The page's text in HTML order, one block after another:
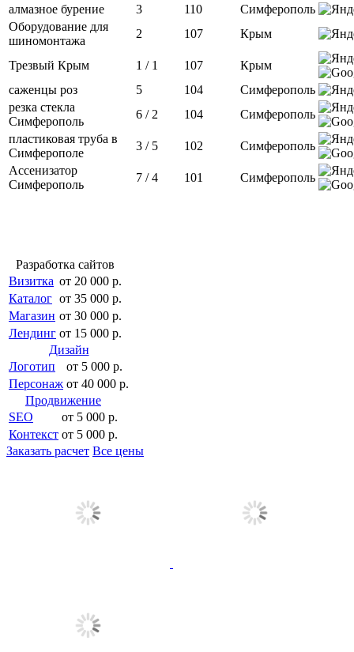
алмазное бурение
3 110
Симферополь
Оборудование для
шиномонтажа
2 107 Крым
Трезвый Крым 1 / 1 107
Крым
саженцы роз
5 104
Симферополь
резка стекла
Симферополь
6 / 2 104
Симферополь
пластиковая труба в
Симферополе
3 / 5 102
Симферополь
Ассенизатор
Симферополь
7 / 4 101 Симферополь
Разработка сайтов
Визитка от 20 000 р.
Каталог от 35 000 р.
Магазин от 30 000 р.
Лендинг от 15 000 р.
Дизайн
Логотип
от 5 000 р.
Персонаж от 40 000 р.
Продвижение
SEO
от 5 000 р.
Контекст от 5 000 р.
Заказать расчет Все цены